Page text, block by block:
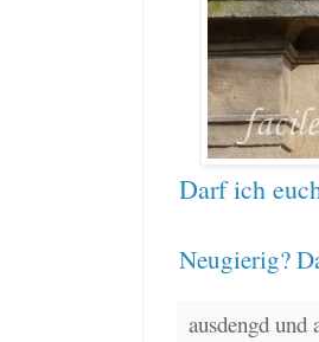
Darf ich
Neugierig?
ausdengd